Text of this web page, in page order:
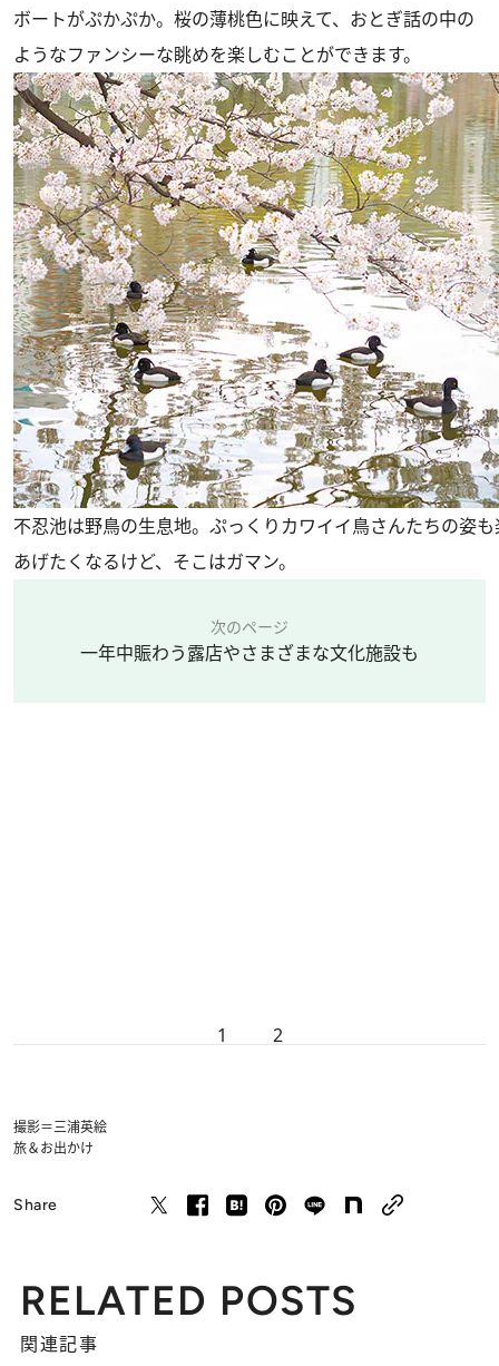
ボートがぷかぷか。桜の薄桃色に映えて、おとぎ話の中の
ようなファンシーな眺めを楽しむことができます。
不忍池は野鳥の生息地。ぷっくりカワイイ鳥さんたちの姿
あげたくなるけど、そこはガマン。
次のページ
一年中賑わう露店やさまざまな文化施設も
1 2
撮影＝三浦英絵
旅＆お出かけ
Share
RELATED POSTS
関連記事